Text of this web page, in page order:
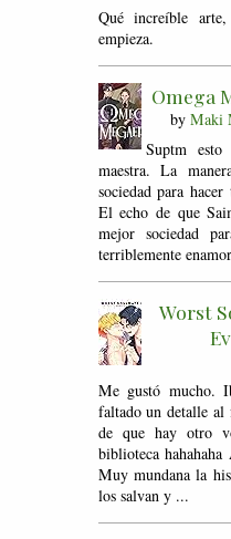
Qué increíble
empieza.
Omega
by Maki
Suptm
maestra. La
sociedad para
El echo de que
mejor sociedad
terriblemente
Worst
Me gustó mucho.
faltado un detalle
de que hay otro
biblioteca
Muy mundana la
los salvan y ...